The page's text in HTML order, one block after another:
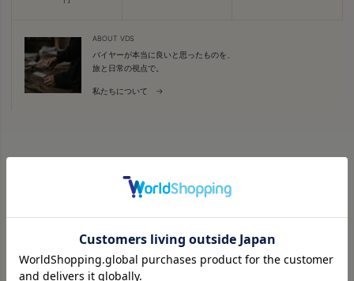
ABOUT VDS
バイヤーが本当に良いと思ったものを、
旅と日常の視点で。
私たちについて →
VDS BIRDS EYE
旅と日常をつなぐ視点で、